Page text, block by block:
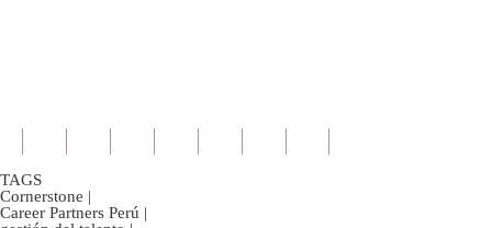
TAGS
Cornerstone |
Career Partners Perú |